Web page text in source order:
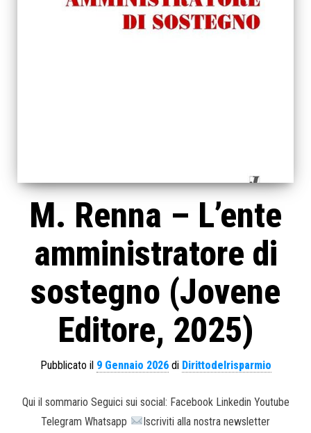
M. Renna – L’ente
amministratore di
sostegno (Jovene
Editore, 2025)
Pubblicato il 9 Gennaio 2026di Dirittodelrisparmio
Qui il sommario Seguici sui social: Facebook Linkedin Youtube
Telegram Whatsapp
Iscriviti alla nostra newsletter